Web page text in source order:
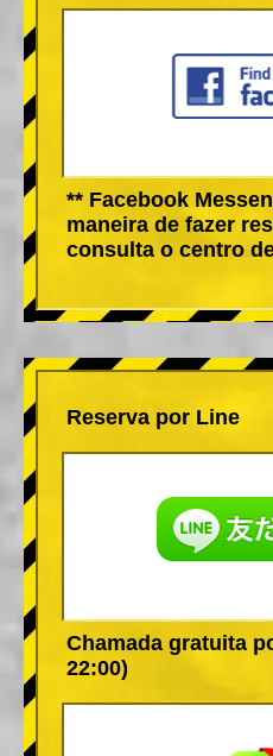
** Facebook
maneira de fazer
consulta o centro
Reserva por Line
Chamada gratuita
22:00)